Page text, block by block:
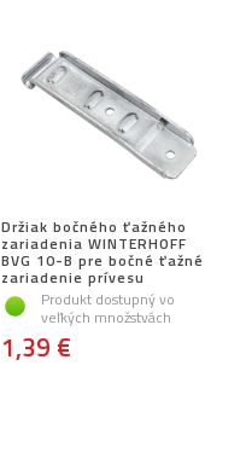
Držiak bočného ťažného
zariadenia WINTERHOFF
BVG 10-B pre bočné ťažné
zariadenie prívesu
Produkt dostupný vo
veľkých množstvách
1,39 €